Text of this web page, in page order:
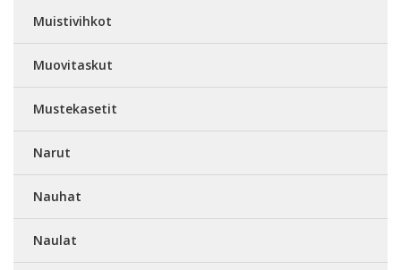
Muistivihkot
Muovitaskut
Mustekasetit
Narut
Nauhat
Naulat